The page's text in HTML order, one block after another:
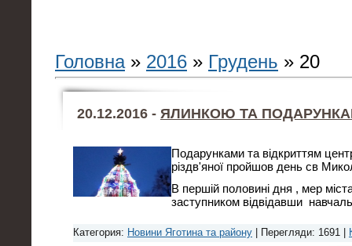
Головна» 2016 » Грудень » 20
20.12.2016 - ЯЛИНКОЮ ТА
Подарунками та відкриттям
різдв'яної пройшов день св
В першій половині дня , мер
заступником відвідавши
Категория: Новини Яготина та району | Перегляди: 1691 |